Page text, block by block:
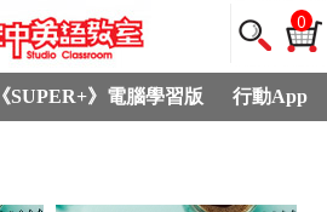
0
《SUPER+》電腦學習版 行動App